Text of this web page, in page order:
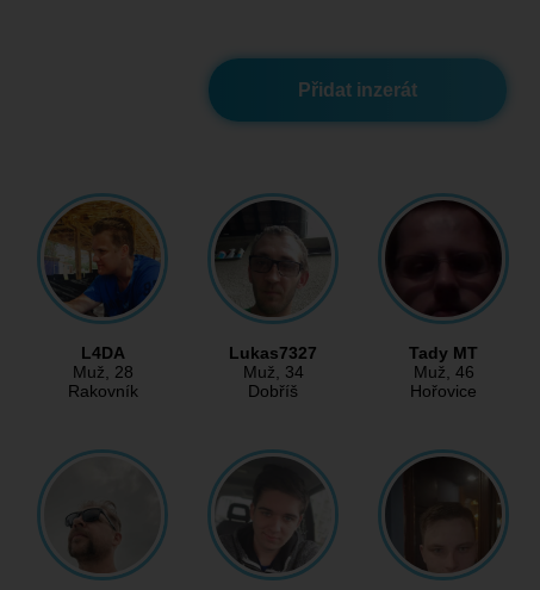
Přidat inzerát
L4DA
Muž, 28
Rakovník
Lukas7327
Muž, 34
Dobříš
Tady MT
Muž, 46
Hořovice